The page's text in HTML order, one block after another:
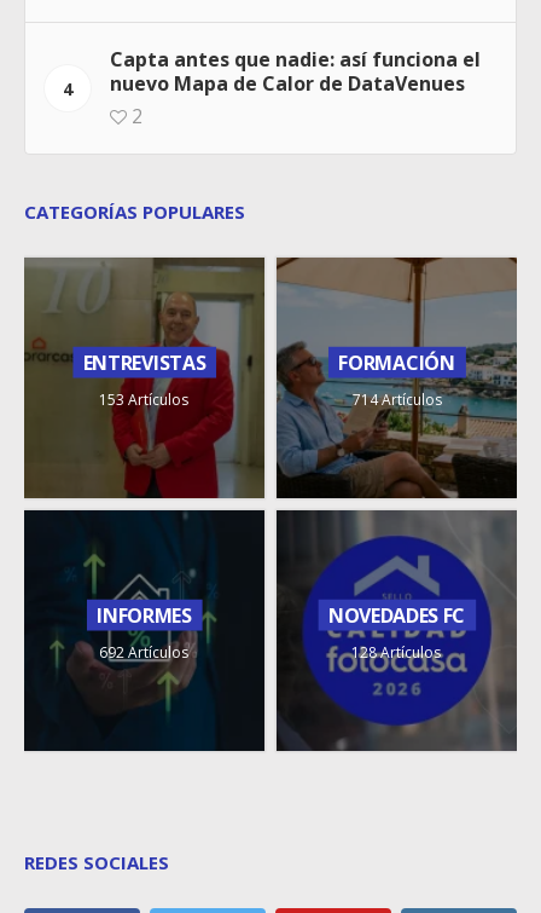
4
Capta antes que nadie: así funciona el
nuevo Mapa de Calor de DataVenues
2
CATEGORÍAS POPULARES
ENTREVISTAS
153 Artículos
FORMACIÓN
714 Artículos
INFORMES
692 Artículos
NOVEDADES FC
128 Artículos
REDES SOCIALES